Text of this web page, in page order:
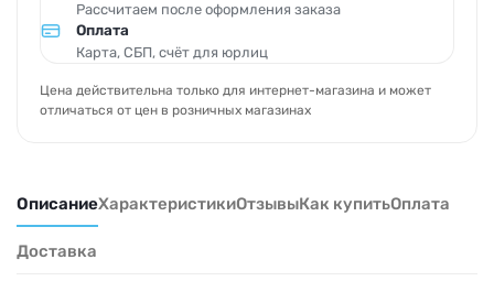
Рассчитаем после оформления заказа
Оплата
Карта, СБП, счёт для юрлиц
Цена действительна только для интернет-магазина и может
отличаться от цен в розничных магазинах
ОписаниеХарактеристикиОтзывыКак купитьОплата
Доставка